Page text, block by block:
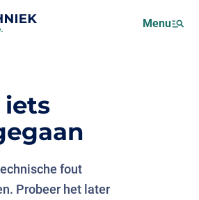
Menu
iets
fout
Probeer het later